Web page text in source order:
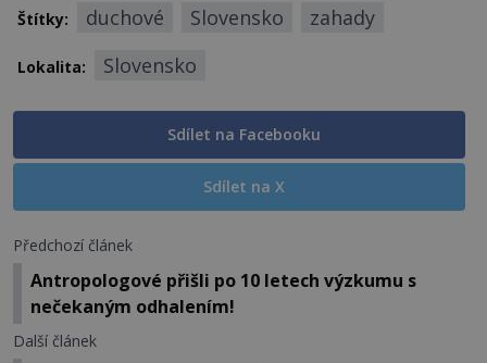
Štítky: duchové Slovensko zahady
Lokalita: Slovensko
Sdílet na Facebooku
Sdílet na X
Předchozí článek
Antropologové přišli po 10 letech výzkumu s
nečekaným odhalením!
Další článek